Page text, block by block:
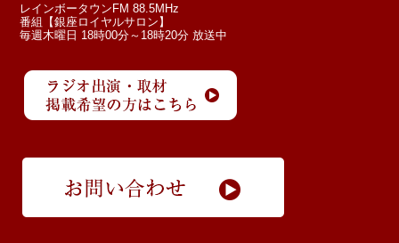
レインボータウンFM 88.5MHz
番組【銀座ロイヤルサロン】
毎週木曜日 18時00分～18時20分 放送中